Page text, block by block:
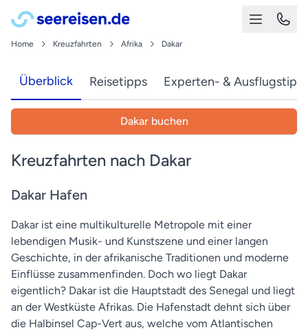
Home Kreuzfahrten Afrika Dakar
Überblick Reisetipps Experten- &
Dakar buchen
Kreuzfahrten nach Dakar
Dakar Hafen
Dakar ist eine multikulturelle Metropole mit einer
lebendigen Musik- und Kunstszene und einer langen
Geschichte, in der afrikanische Traditionen und moderne
Einflüsse zusammenfinden. Doch wo liegt Dakar
eigentlich? Dakar ist die Hauptstadt des Senegal und liegt
an der Westküste Afrikas. Die Hafenstadt dehnt sich über
die Halbinsel Cap-Vert aus, welche vom Atlantischen